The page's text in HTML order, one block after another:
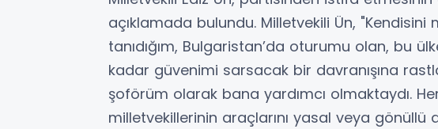
açıklamada bulundu. Milletvekili Ün,
tanıdığım, Bulgaristan’da oturumu olan, bu
kadar güvenimi sarsacak bir davranışına
şoförüm olarak bana yardımcı olmaktaydı.
milletvekillerinin araçlarını yasal veya gönüllü